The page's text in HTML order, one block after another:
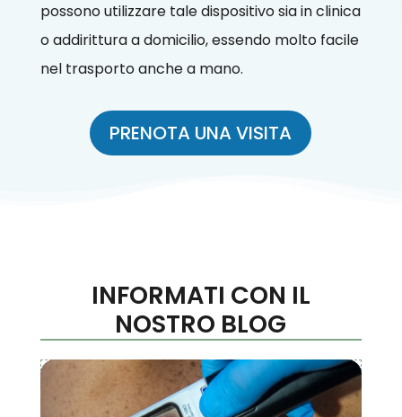
possono utilizzare tale dispositivo sia in clinica
o addirittura a domicilio, essendo molto facile
nel trasporto anche a mano.
PRENOTA UNA VISITA
INFORMATI CON IL
NOSTRO BLOG